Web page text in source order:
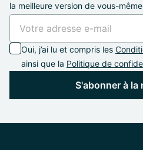
la meilleure version de vous-
Oui, j’ai lu et compris les
ainsi que la Politique de
S'abonner à la